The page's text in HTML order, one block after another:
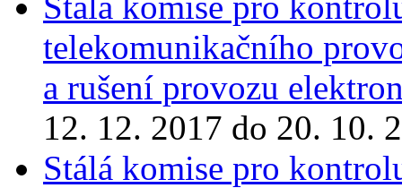
telekomunikačního
a rušení provozu
12. 12. 2017 do 20. 10.
Stálá komise pro